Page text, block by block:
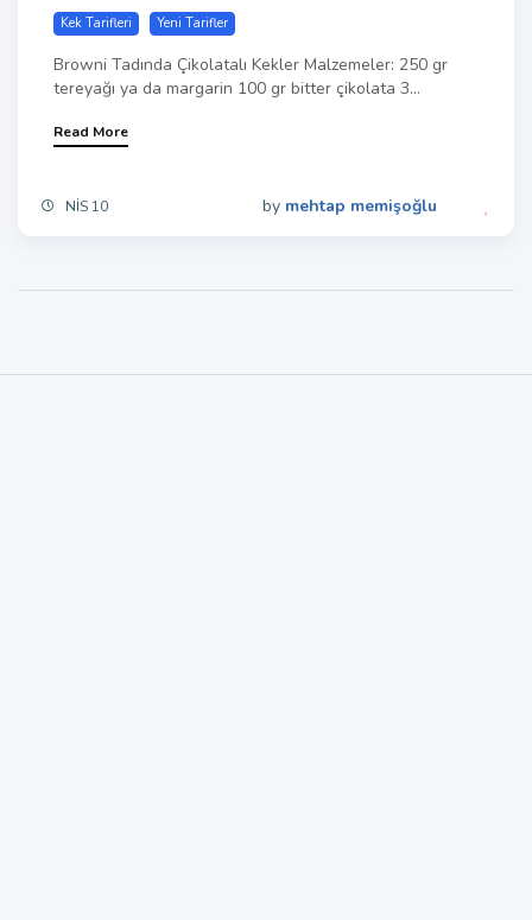
Kek Tarifleri Yeni Tarifler
Browni Tadında Çikolatalı Kekler Malzemeler: 250 gr
tereyağı ya da margarin 100 gr bitter çikolata 3...
Read More
NIS 10 by mehtap memişoğlu